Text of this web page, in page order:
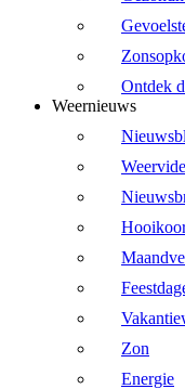
Ontdek
Weernieuws
Zon
Energie